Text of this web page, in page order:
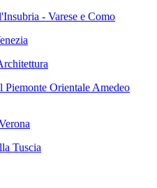
- Varese e Como
Orientale Amedeo
Tuscia